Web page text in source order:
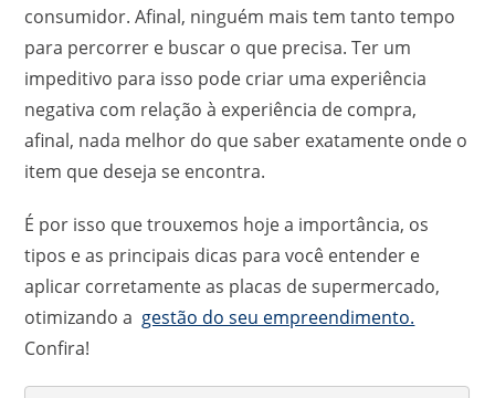
consumidor. Afinal, ninguém mais tem tanto tempo
para percorrer e buscar o que precisa. Ter um
impeditivo para isso pode criar uma experiência
negativa com relação à experiência de compra,
afinal, nada melhor do que saber exatamente onde o
item que deseja se encontra.
É por isso que trouxemos hoje a importância, os
tipos e as principais dicas para você entender e
aplicar corretamente as placas de supermercado,
otimizando a gestão do seu empreendimento.
Confira!